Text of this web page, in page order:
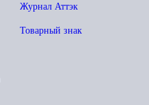
Журнал Аттэк
Товарный знак